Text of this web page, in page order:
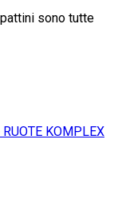
sono tutte